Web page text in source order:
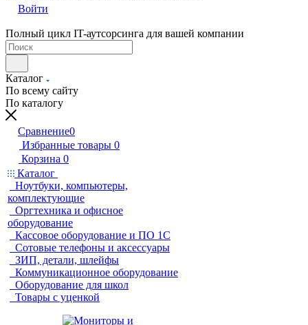
Войти
Полный цикл IT-аутсорсинга для вашей компании
Каталог
По всему сайту
По каталогу
Сравнение0
Избранные товары 0
Корзина 0
Каталог
Ноутбуки, компьютеры,
комплектующие
Оргтехника и офисное
оборудование
Кассовое оборудование и ПО 1С
Сотовые телефоны и аксессуары
ЗИП, детали, шлейфы
Коммуникационное оборудование
Оборудование для школ
Товары с уценкой